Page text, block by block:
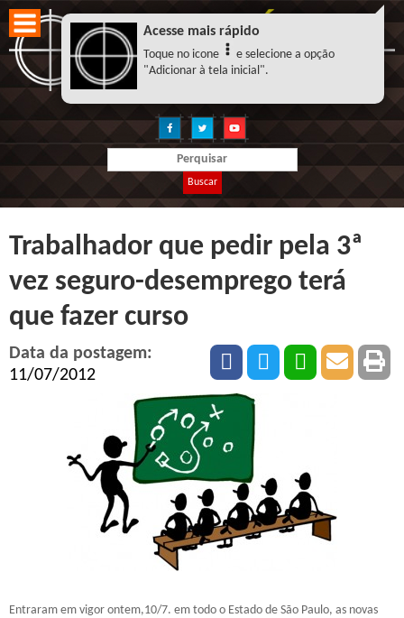
Buscar
Trabalhador que pedir pela 3ª
vez seguro-desemprego terá
que fazer curso
Data da postagem:
11/07/2012
Entraram em vigor ontem,10/7. em todo o Estado de São Paulo, as novas
Acesse mais rápido
Toque no icone
e selecione a opção
"Adicionar à tela inicial".